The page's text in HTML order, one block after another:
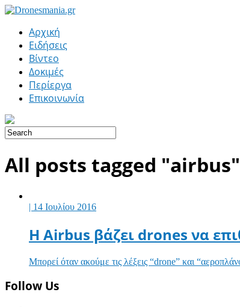
Αρχική
Ειδήσεις
Βίντεο
Δοκιμές
Περίεργα
Επικοινωνία
All posts tagged "airbus"
| 14 Ιουλίου 2016
Η Airbus βάζει drones να
Μπορεί όταν ακούμε τις λέξεις “drone” και
Follow Us